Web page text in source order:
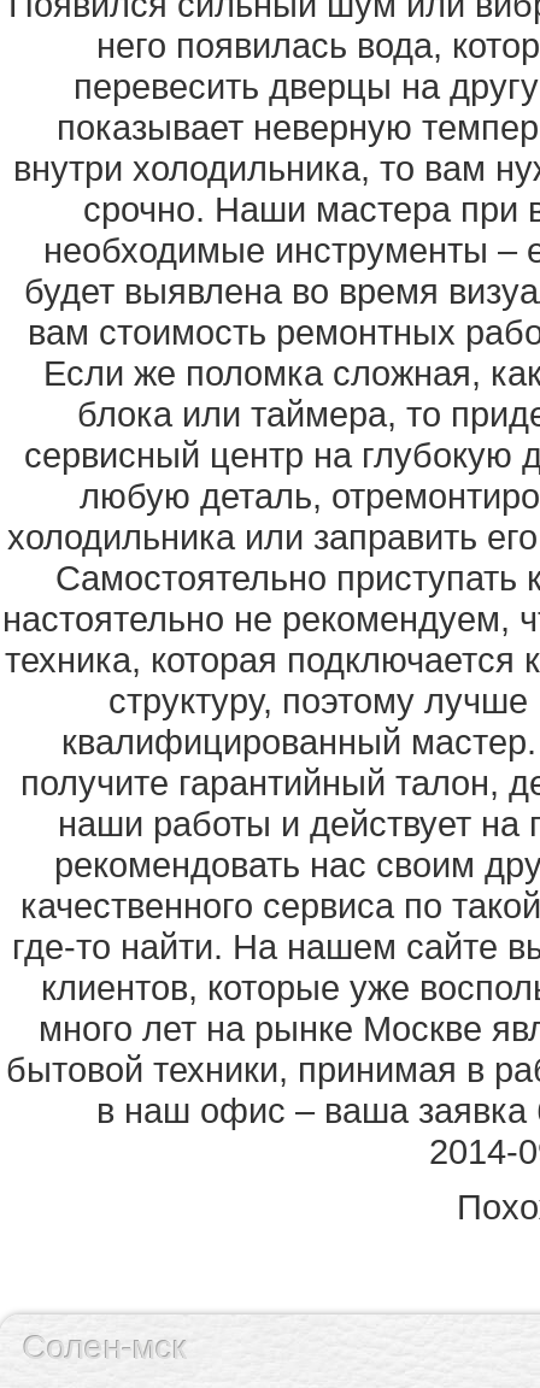
него появилась вода,
перевесить дверцы на
показывает неверную
внутри холодильника, то вам
срочно. Наши мастера при
необходимые инструменты –
будет выявлена во время
вам стоимость ремонтных
Если же поломка сложная,
блока или таймера, то
сервисный центр на глубокую
любую деталь,
холодильника или заправить
Самостоятельно
настоятельно не рекомендуем,
техника, которая
структуру, поэтому
квалифицированный
получите гарантийный талон,
наши работы и действует
рекомендовать нас своим
качественного сервиса по
где-то найти. На нашем сайте
клиентов, которые уже
много лет на рынке Москве
бытовой техники, принимая в
в наш офис – ваша заявка
2014-
Солен-мск